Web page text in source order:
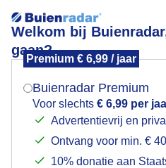
Welkom bij
gaan?
Premium € 6,99 / jaar
Buienradar Premium
Voor slechts € 6,99 per
Advertentievrij en
Ontvang voor min. €
10% donatie aan
Zonsopkomst Markermeer
Mogen we je locatie
Indien je hier nog geen
verschijnt er zo een pop-